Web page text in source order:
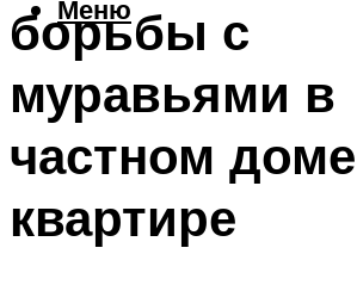
Меню
борьбы с
муравьями в
частном
квартире